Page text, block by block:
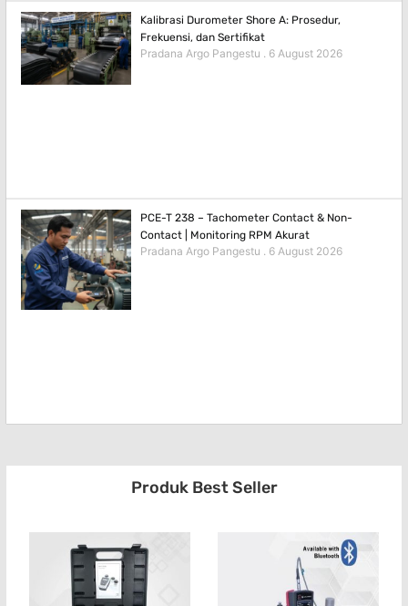
Kalibrasi Durometer Shore A: Prosedur,
Frekuensi, dan Sertifikat
Pradana Argo Pangestu 6 August 2026
PCE-T 238 – Tachometer Contact & Non-
Contact | Monitoring RPM Akurat
Pradana Argo Pangestu 6 August 2026
Produk Best Seller